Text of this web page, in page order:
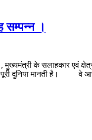
सम्पन्न ।
, मुख्यमंत्री के सलाहकार
दुनिया मानती है। वे आज